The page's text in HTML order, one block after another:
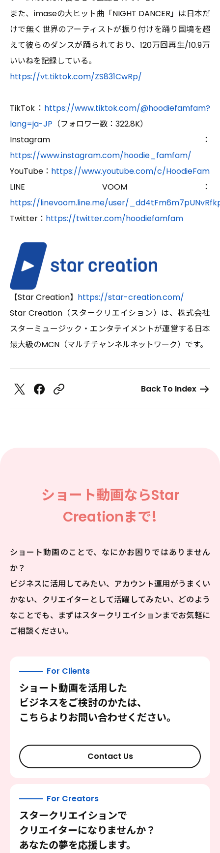
また、imaseの大ヒット曲「NIGHT DANCER」は日本だ
けで無く世界のアーティストが振り付けを踊り国境を超
えて彼らのダンスが踊られており、120万回再生/10.9万
いいねを記録している。
https://vt.tiktok.com/ZS831CwRp/
TikTok： https://www.tiktok.com/@hoodiefamfam?
lang=ja-JP （フォロワー数：322.8K）
Instagram：
https://www.instagram.com/hoodie_famfam/
YouTube： https://www.youtube.com/c/HoodieFam
LINE VOOM：
https://linevoom.line.me/user/
Twitter： https://twitter.com/hoodiefamfam
【Star Creation】 https://star-creation.com/
Star Creation（スタークリエイション）は、株式会社
スターミュージック・エンタテイメントが運営する日本
最大級のMCN（マルチチャンネルネットワーク）です。
Back To Index
ショート動画ならStar
Creationまで!
ショート動画のことで、なにかお困りではありません
か？
ビジネスに活用してみたい、アカウント運用がうまくい
かない、クリエイターとして活躍してみたい、 どのよう
なことでも、まずはスタークリエイションまでお気軽に
ご相談ください。
For Clients
ショート動画を活用した
ビジネスをご検討のかたは、
こちらよりお問い合わせください。
Contact Us
For Creators
スタークリエイションで
クリエイターになりませんか？
あなたの夢を応援します。